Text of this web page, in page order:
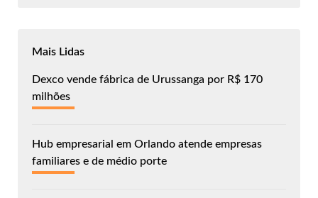
Mais Lidas
Dexco vende fábrica de Urussanga por R$ 170
milhões
Hub empresarial em Orlando atende empresas
familiares e de médio porte